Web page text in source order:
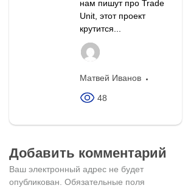
нам пишут про Trade
Unit, этот проект
крутится...
Матвей Иванов
48
Добавить комментарий
Ваш электронный адрес не будет
опубликован. Обязательные поля